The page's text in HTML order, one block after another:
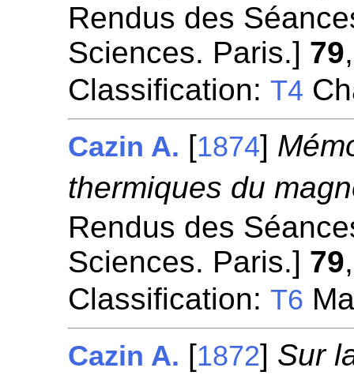
Rendus des
Sciences. Paris.] 79
Classification:T4
Cazin A. [1874]
thermiques du
Rendus des
Sciences. Paris.] 79
Classification:T6
Cazin A. [1872] Sur